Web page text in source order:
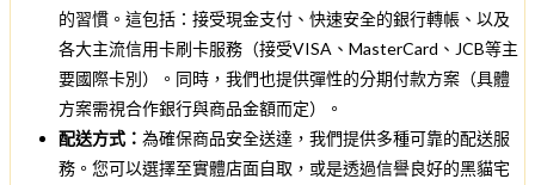
的習慣。這包括：接受現金支付、快速安全的銀行轉帳、以及
各大主流信用卡刷卡服務（接受VISA、MasterCard、JCB等主
要國際卡別）。同時，我們也提供彈性的分期付款方案（具體
方案需視合作銀行與商品金額而定）。
配送方式： 為確保商品安全送達，我們提供多種可靠的配送服
務。您可以選擇至實體店面自取，或是透過信譽良好的黑貓宅